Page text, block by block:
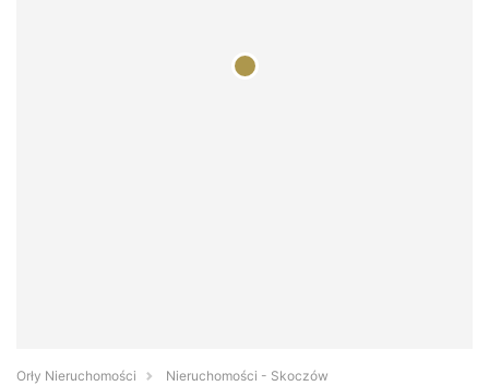
Orły Nieruchomości
Nieruchomości - Skoczów